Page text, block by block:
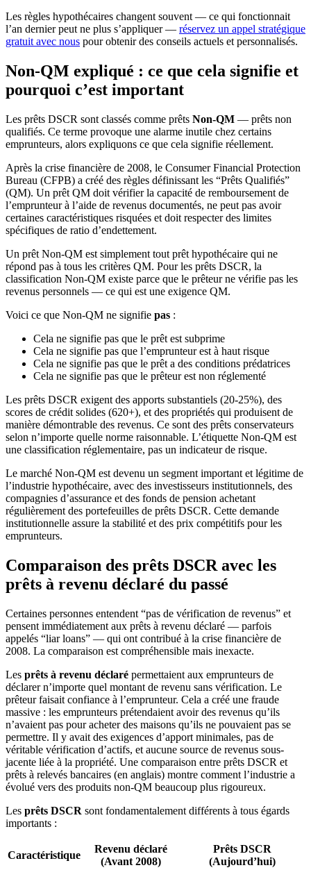
Les règles hypothécaires changent souvent — ce qui fonctionnait
l’an dernier peut ne plus s’appliquer — réservez un appel stratégique
gratuit avec nous pour obtenir des conseils actuels et personnalisés.
Non-QM expliqué : ce que cela signifie et
pourquoi c’est important
Les prêts DSCR sont classés comme prêts Non-QM — prêts non
qualifiés. Ce terme provoque une alarme inutile chez certains
emprunteurs, alors expliquons ce que cela signifie réellement.
Après la crise financière de 2008, le Consumer Financial Protection
Bureau (CFPB) a créé des règles définissant les “Prêts Qualifiés”
(QM). Un prêt QM doit vérifier la capacité de remboursement de
l’emprunteur à l’aide de revenus documentés, ne peut pas avoir
certaines caractéristiques risquées et doit respecter des limites
spécifiques de ratio d’endettement.
Un prêt Non-QM est simplement tout prêt hypothécaire qui ne
répond pas à tous les critères QM. Pour les prêts DSCR, la
classification Non-QM existe parce que le prêteur ne vérifie pas les
revenus personnels — ce qui est une exigence QM.
Voici ce que Non-QM ne signifie pas :
Cela ne signifie pas que le prêt est subprime
Cela ne signifie pas que l’emprunteur est à haut risque
Cela ne signifie pas que le prêt a des conditions prédatrices
Cela ne signifie pas que le prêteur est non réglementé
Les prêts DSCR exigent des apports substantiels (20-25%), des
scores de crédit solides (620+), et des propriétés qui produisent de
manière démontrable des revenus. Ce sont des prêts conservateurs
selon n’importe quelle norme raisonnable. L’étiquette Non-QM est
une classification réglementaire, pas un indicateur de risque.
Le marché Non-QM est devenu un segment important et légitime de
l’industrie hypothécaire, avec des investisseurs institutionnels, des
compagnies d’assurance et des fonds de pension achetant
régulièrement des portefeuilles de prêts DSCR. Cette demande
institutionnelle assure la stabilité et des prix compétitifs pour les
emprunteurs.
Comparaison des prêts DSCR avec les
prêts à revenu déclaré du passé
Certaines personnes entendent “pas de vérification de revenus” et
pensent immédiatement aux prêts à revenu déclaré — parfois
appelés “liar loans” — qui ont contribué à la crise financière de
2008. La comparaison est compréhensible mais inexacte.
Les prêts à revenu déclaré permettaient aux emprunteurs de
déclarer n’importe quel montant de revenu sans vérification. Le
prêteur faisait confiance à l’emprunteur. Cela a créé une fraude
massive : les emprunteurs prétendaient avoir des revenus qu’ils
n’avaient pas pour acheter des maisons qu’ils ne pouvaient pas se
permettre. Il y avait des exigences d’apport minimales, pas de
véritable vérification d’actifs, et aucune source de revenus sous-
jacente liée à la propriété. Une comparaison entre prêts DSCR et
prêts à relevés bancaires (en anglais) montre comment l’industrie a
évolué vers des produits non-QM beaucoup plus rigoureux.
Les prêts DSCR sont fondamentalement différents à tous égards
importants :
Caractéristique
Revenu déclaré
(Avant 2008)
Prêts DSCR
(Aujourd’hui)